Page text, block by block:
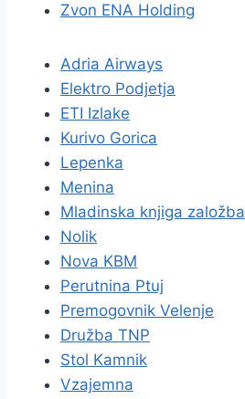
Zvon ENA Holding
Adria Airways
Elektro Podjetja
ETI Izlake
Kurivo Gorica
Lepenka
Menina
Mladinska knjiga založba
Nolik
Nova KBM
Perutnina Ptuj
Premogovnik Velenje
Družba TNP
Stol Kamnik
Vzajemna